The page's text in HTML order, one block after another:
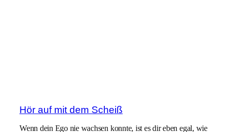
Hör auf mit dem Scheiß
Wenn dein Ego nie wachsen konnte, ist es dir eben egal, wie